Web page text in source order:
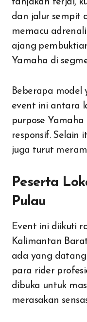
dan jalur sempit
memacu
ajang
Yamaha di
Beberapa model
event ini antara
purpose
responsif. Selain
juga turut
Peserta
Pulau
Event ini diikuti
Kalimantan
ada yang datang
para rider
dibuka untuk
merasakan